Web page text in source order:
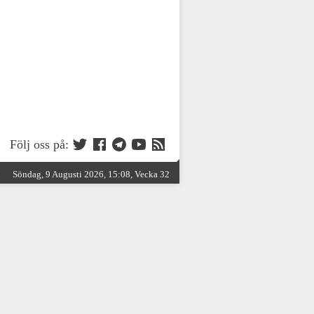
Följ oss på:
Söndag, 9 Augusti 2026, 15:08, Vecka 32